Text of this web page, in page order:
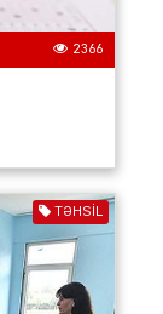
2366
TƏHSIL